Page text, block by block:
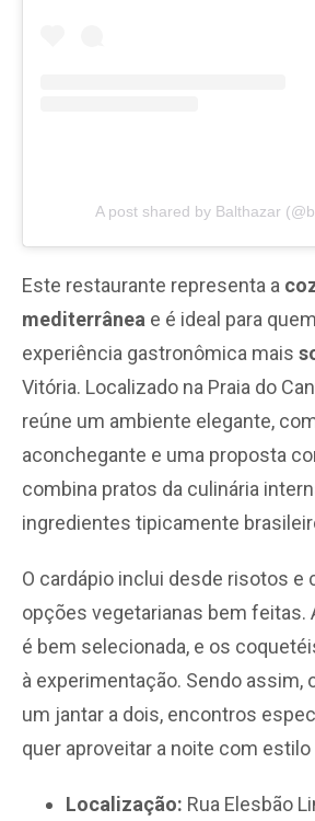
A post shared by Balthazar
Este restaurante representa a
mediterrânea e é ideal para
experiência gastronômica mais
Vitória. Localizado na Praia do
reúne um ambiente elegante,
aconchegante e uma proposta
combina pratos da culinária
ingredientes tipicamente
O cardápio inclui desde risotos e
opções vegetarianas bem feitas.
é bem selecionada, e os
à experimentação. Sendo assim,
um jantar a dois, encontros
quer aproveitar a noite com
Localização: Rua Elesbão